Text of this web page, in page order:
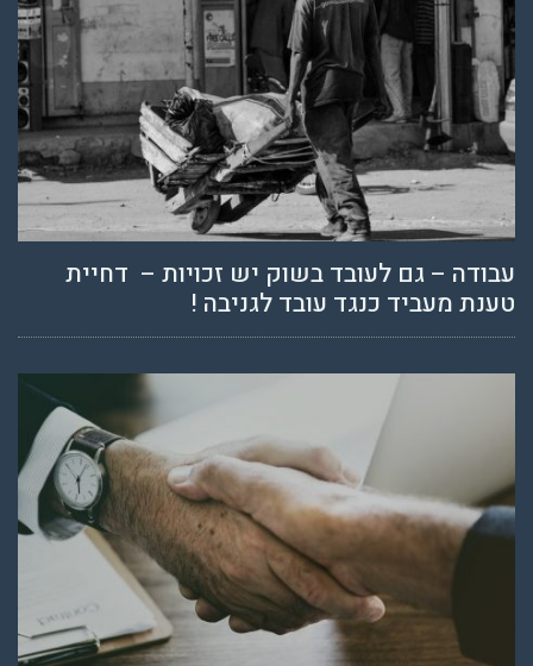
עבודה – גם לעובד בשוק יש זכויות – דחיית
טענת מעביד כנגד עובד לגניבה !